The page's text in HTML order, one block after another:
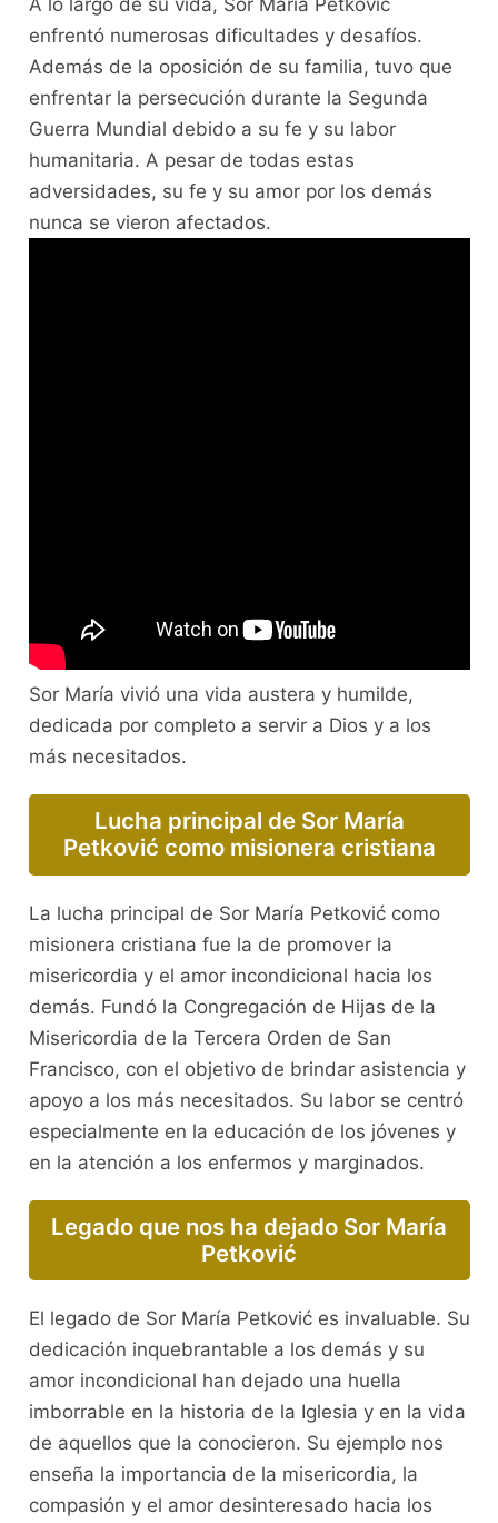
A lo largo de su vida, Sor María Petković
enfrentó numerosas dificultades y desafíos.
Además de la oposición de su familia, tuvo que
enfrentar la persecución durante la Segunda
Guerra Mundial debido a su fe y su labor
humanitaria. A pesar de todas estas
adversidades, su fe y su amor por los demás
nunca se vieron afectados.
Sor María vivió una vida austera y humilde,
dedicada por completo a servir a Dios y a los
más necesitados.
Lucha principal de Sor María
Petković como misionera cristiana
La lucha principal de Sor María Petković como
misionera cristiana fue la de promover la
misericordia y el amor incondicional hacia los
demás. Fundó la Congregación de Hijas de la
Misericordia de la Tercera Orden de San
Francisco, con el objetivo de brindar asistencia y
apoyo a los más necesitados. Su labor se centró
especialmente en la educación de los jóvenes y
en la atención a los enfermos y marginados.
Legado que nos ha dejado Sor María
Petković
El legado de Sor María Petković es invaluable. Su
dedicación inquebrantable a los demás y su
amor incondicional han dejado una huella
imborrable en la historia de la Iglesia y en la vida
de aquellos que la conocieron. Su ejemplo nos
enseña la importancia de la misericordia, la
compasión y el amor desinteresado hacia los